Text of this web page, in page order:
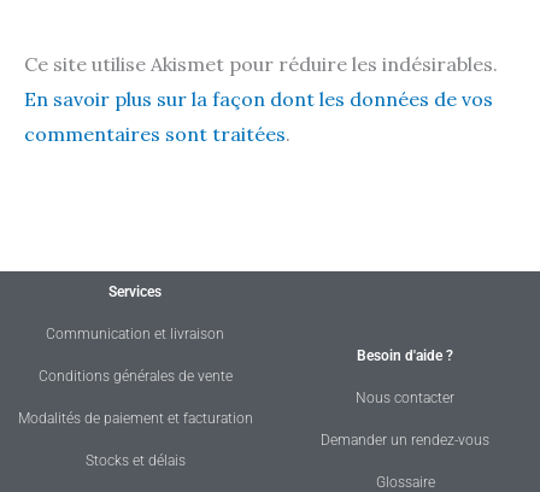
Ce site utilise Akismet pour réduire les indésirables.
En savoir plus sur la façon dont les données de vos
commentaires sont traitées.
Services
Communication et livraison
Conditions générales de vente
Modalités de paiement et facturation
Stocks et délais
Besoin d'aide ?
Nous contacter
Demander un rendez-vous
Glossaire